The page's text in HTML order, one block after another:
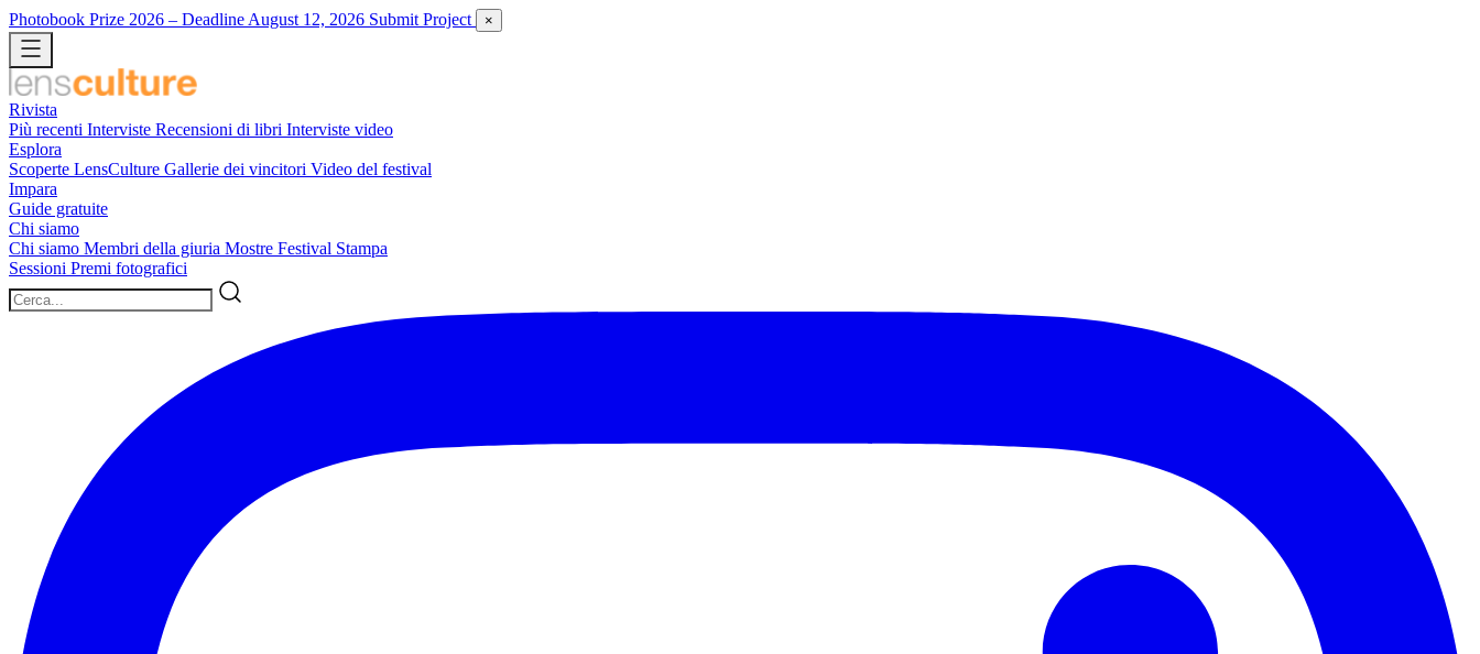
Photobook Prize 2026 – Deadline August 12, 2026 Submit Project ×
Rivista
Più recenti Interviste Recensioni di libri Interviste video
Esplora
Scoperte LensCulture Gallerie dei vincitori Video del festival
Impara
Guide gratuite
Chi siamo
Chi siamo Membri della giuria Mostre Festival Stampa
Sessioni Premi fotografici